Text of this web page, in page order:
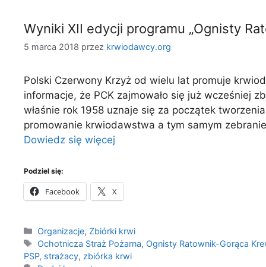
Wyniki XII edycji programu „Ognisty
5 marca 2018 przez krwiodawcy.org
Polski Czerwony Krzyż od wielu lat promuje
informacje, że PCK zajmowało się już wcześniej
właśnie rok 1958 uznaje się za początek
promowanie krwiodawstwa a tym samym
Dowiedz się więcej
Podziel się:
Facebook X
Kategorie
Organizacje, Zbiórki krwi
Tagi
Ochotnicza Straż Pożarna, Ognisty Ratownik-Gorąca
PSP, strażacy, zbiórka krwi